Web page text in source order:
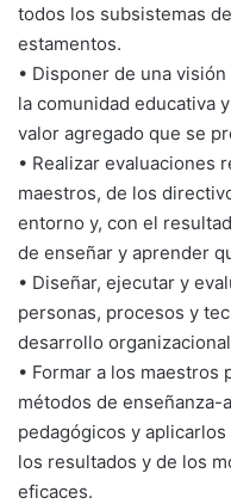
todos los subsistemas
estamentos.
• Disponer de una
la comunidad educativa
valor agregado que se
• Realizar evaluaciones
maestros, de los
entorno y, con el
de enseñar y aprender
• Diseñar, ejecutar y
personas, procesos y
desarrollo
• Formar a los maestros
métodos de enseñanza-
pedagógicos y
los resultados y de los
eficaces.